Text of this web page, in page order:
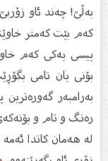
بەڵێ! چەند ئاو
كەم بێت كەمتر
پیسی یەكی كەم
بۆنی یان تامی
بەرامبەر گەورەترین
رەنگ و تام و
لە هەمان كاتدا